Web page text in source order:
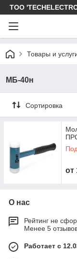
ТОО
Товары и
МБ-40н
Сортировка
от
О нас
Рейтинг не
Менее 5
Работает с